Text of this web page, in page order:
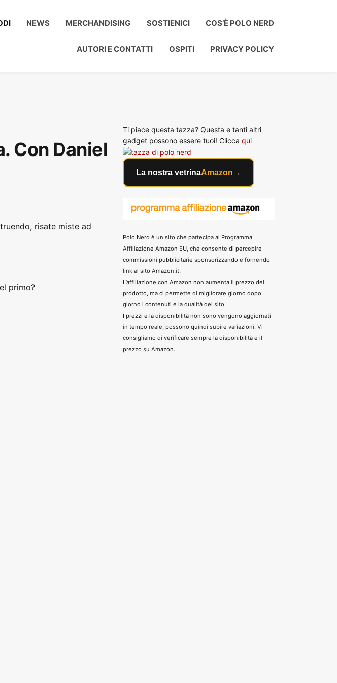
NEWS MERCHANDISING SOSTIENICI COS’È POLO NERD
AUTORI E CONTATTI OSPITI PRIVACY POLICY
Con Daniel
risate miste ad
primo?
Ti piace questa tazza? Questa e tanti altri
gadget possono essere tuoi! Clicca qui
La nostra vetrinaAmazon →
Polo Nerd è un sito che partecipa al Programma
Affiliazione Amazon EU, che consente di percepire
commissioni pubblicitarie sponsorizzando e fornendo
link al sito Amazon.it.
L’affiliazione con Amazon non aumenta il prezzo del
prodotto, ma ci permette di migliorare giorno dopo
giorno i contenuti e la qualità del sito.
I prezzi e la disponibilità non sono vengono aggiornati
in tempo reale, possono quindi subire variazioni. Vi
consigliamo di verificare sempre la disponibilità e il
prezzo su Amazon.